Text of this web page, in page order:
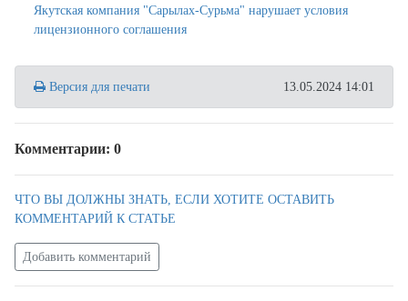
Якутская компания "Сарылах-Сурьма" нарушает условия
лицензионного соглашения
Версия для печати 13.05.2024 14:01
Комментарии: 0
ЧТО ВЫ ДОЛЖНЫ ЗНАТЬ, ЕСЛИ ХОТИТЕ ОСТАВИТЬ
КОММЕНТАРИЙ К СТАТЬЕ
Добавить комментарий